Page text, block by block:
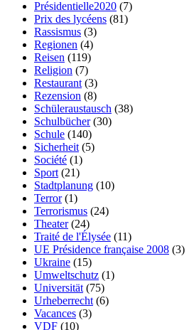
Présidentielle2020 (7)
Prix des lycéens (81)
Rassismus (3)
Regionen (4)
Reisen (119)
Religion (7)
Restaurant (3)
Rezension (8)
Schüleraustausch (38)
Schulbücher(30)
Schule (140)
Sicherheit (5)
Société (1)
Sport (21)
Stadtplanung (10)
Terror(1)
Terrorismus (24)
Theater(24)
Traité de l'Élysée (11)
UE Présidence française 2008 (3)
Ukraine (15)
Umweltschutz (1)
Universität (75)
Urheberrecht (6)
Vacances (3)
VDF (10)